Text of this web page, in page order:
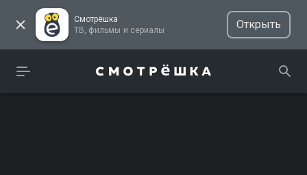
Смотрёшка
ТВ, фильмы и сериалы
Открыть